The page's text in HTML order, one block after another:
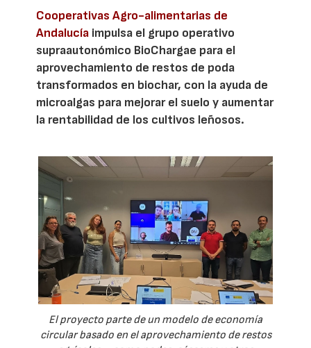
Cooperativas Agro-alimentarias de
Andalucía impulsa el grupo operativo
supraautonómico BioChargae para el
aprovechamiento de restos de poda
transformados en biochar, con la ayuda de
microalgas para mejorar el suelo y aumentar
la rentabilidad de los cultivos leñosos.
El proyecto parte de un modelo de economía
circular basado en el aprovechamiento de restos